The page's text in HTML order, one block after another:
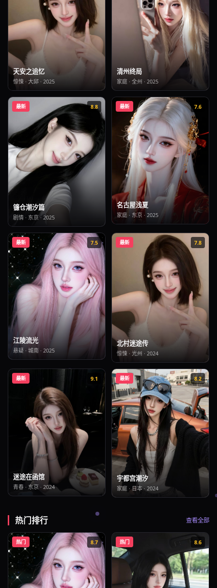
天安之追忆
惊悚· 大邱· 2025
清州终局
家庭 · 全州 · 2025
最新 8.8
镰仓潮汐篇
剧情· 东京·2025
最新 7.6
名古屋浅夏
家庭 · 东京 · 2025
最新 7.5
江陵流光
悬疑· 城南· 2025
最新 7.8
北村迷途传
惊悚 · 光州 · 2024
最新 9.1
迷途在函馆
青春· 东京· 2024
最新 8.2
宇都宫潮汐
家庭 ·日本· 2024
热门排行 查看全部
热门 8.7 热门 8.6